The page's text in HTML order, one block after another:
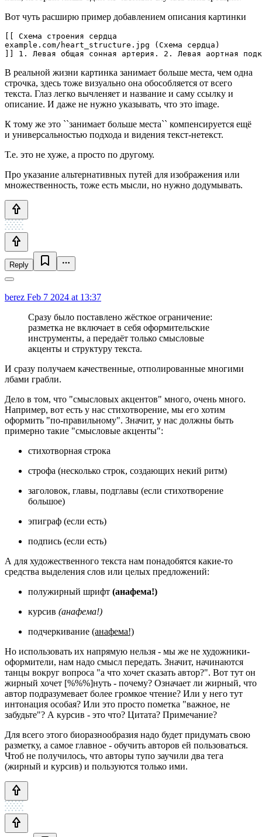
Вот чуть расширю пример добавлением описания картинки
[[ Схема строения сердца
example.com/heart_structure.jpg (Схема сердца)
]] 1. Левая общая сонная артерия. 2. Левая аортная
В реальной жизни картинка занимает больше места, чем одна
строчка, здесь тоже визуально она обособляется от всего
текста. Глаз легко вычленяет и название и саму ссылку и
описание. И даже не нужно указывать, что это image.
К тому же это ``занимает больше места`` компенсируется ещё
и универсальностью подхода и видения текст-нетекст.
Т.е. это не хуже, а просто по другому.
Про указание альтернативных путей для изображения или
множественность, тоже есть мысли, но нужно додумывать.
Reply
berez Feb 7 2024 at 13:37
Сразу было поставлено жёсткое ограничение:
разметка не включает в себя оформительские
инструменты, а передаёт только смысловые
акценты и структуру текста.
И сразу получаем качественные, отполированные многими
лбами грабли.
Дело в том, что "смысловых акцентов" много, очень много.
Например, вот есть у нас стихотворение, мы его хотим
оформить "по-правильному". Значит, у нас должны быть
примерно такие "смысловые акценты":
стихотворная строка
строфа (несколько строк, создающих некий ритм)
заголовок, главы, подглавы (если стихотворение
большое)
эпиграф (если есть)
подпись (если есть)
А для художественного текста нам понадобятся какие-то
средства выделения слов или целых предложений:
полужирный шрифт (анафема!)
курсив (анафема!)
подчеркивание (анафема!)
Но использовать их напрямую нельзя - мы же не художники-
оформители, нам надо смысл передать. Значит, начинаются
танцы вокруг вопроса "а что хочет сказать автор?". Вот тут он
жирный хочет [%%%]нуть - почему? Означает ли жирный, что
автор подразумевает более громкое чтение? Или у него тут
интонация особая? Или это просто пометка "важное, не
забудьте"? А курсив - это что? Цитата? Примечание?
Для всего этого биоразнообразия надо будет придумать свою
разметку, а самое главное - обучить авторов ей пользоваться.
Чтоб не получилось, что авторы тупо заучили два тега
(жирный и курсив) и пользуются только ими.